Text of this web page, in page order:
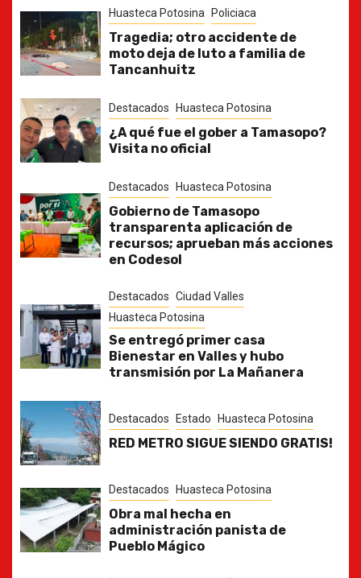
Huasteca Potosina Policiaca
Tragedia; otro accidente de
moto deja de luto a familia de
Tancanhuitz
Destacados Huasteca Potosina
¿A qué fue el gober a Tamasopo?
Visita no oficial
Destacados Huasteca Potosina
Gobierno de Tamasopo
transparenta aplicación de
recursos; aprueban más acciones
en Codesol
Destacados Ciudad Valles
Huasteca Potosina
Se entregó primer casa
Bienestar en Valles y hubo
transmisión por La Mañanera
Destacados Estado Huasteca Potosina
RED METRO SIGUE SIENDO GRATIS!
Destacados Huasteca Potosina
Obra mal hecha en
administración panista de
Pueblo Mágico